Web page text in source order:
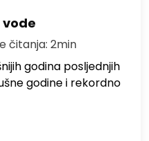
čitanja: 2min
godina posljednjih
godine i rekordno